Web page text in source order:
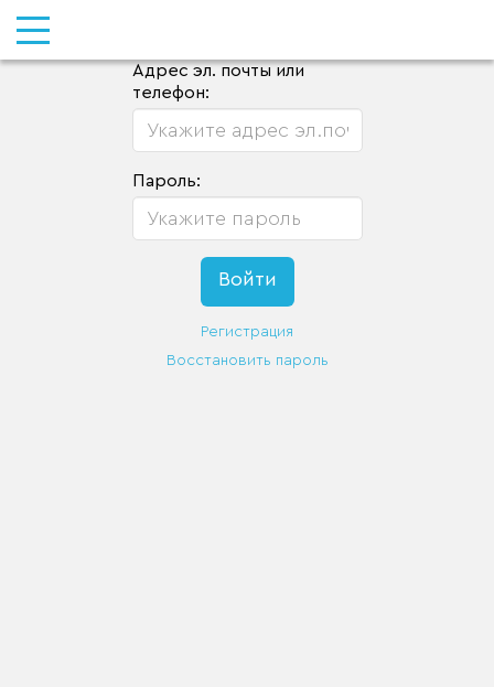
Адрес эл. почты или
телефон:
Пароль:
Регистрация
Восстановить пароль